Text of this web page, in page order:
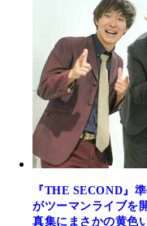
『THE SECOND』
がツーマンライブを
真集にまさかの黄色